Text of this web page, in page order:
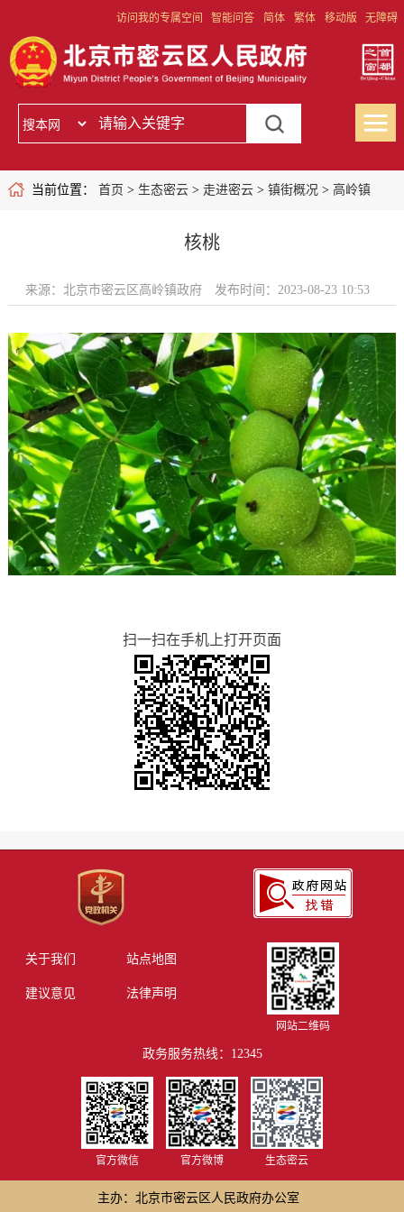
访问我的专属空间 智能问答 简体 繁体 移动版 无障碍
当前位置： 首页 > 生态密云> 走进密云> 镇街概况 > 高岭镇
核桃
来源：北京市密云区高岭镇政府 发布时间：2023-08-23 10:53
扫一扫在手机上打开页面
关于我们 站点地图
建议意见 法律声明
网站二维码
政务服务热线：12345
官方微信 官方微博 生态密云
主办：北京市密云区人民政府办公室